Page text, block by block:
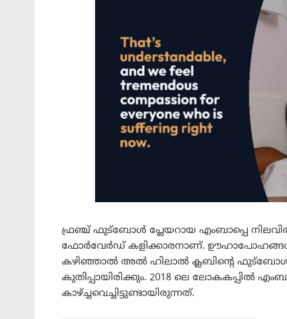
ഫ്രഞ്ച് ഫുട്ബോൾ പ്ലേയറായ എംബാപ്പെ
ഫോർവേർഡ് കളിക്കാരനാണ്.
കഴിഞ്ഞാൽ അൽ ഹിലാൽ ക്ലബിന്റെ ഫുട്ബോൾ
കുതിപ്പായിരിക്കും. 2018 ലെ ലോകകപ്പിൽ
കാഴ്ച്ചവെച്ചിട്ടുണ്ടായിരുന്നത്.